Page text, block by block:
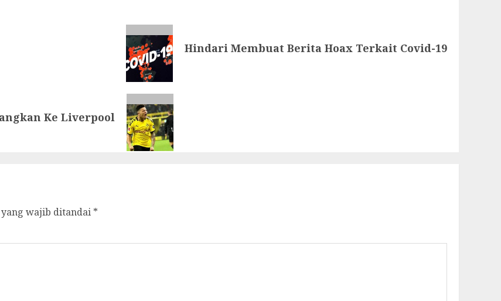
Hindari Membuat Berita Hoax Terkait Covid-19
Ke Liverpool
yang wajib ditandai *